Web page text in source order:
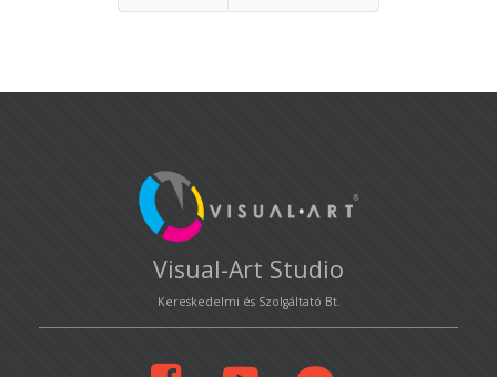
Visual-Art Studio
Kereskedelmi és Szolgáltató Bt.